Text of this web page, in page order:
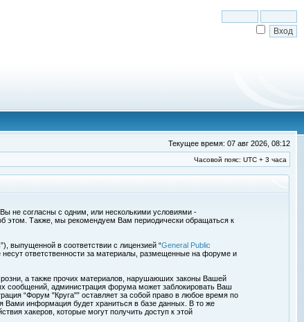
Текущее время: 07 авг 2026, 08:12
Часовой пояс: UTC + 3 часа
не согласны с одним, или несколькими условиями -
этом. Также, мы рекомендуем Вам периодически обращаться к
выпущенной в соответствии с лицензией “General Public
несут ответственности за материалы, размещенные на форуме и
розни, а также прочих материалов, нарушаюших законы Вашей
сообщений, администрация форума может заблокировать Ваш
“Форум "Круга"” оставляет за собой право в любое время по
Вами информация будет храниться в базе данных. В то же
хакеров, которые могут получить доступ к этой